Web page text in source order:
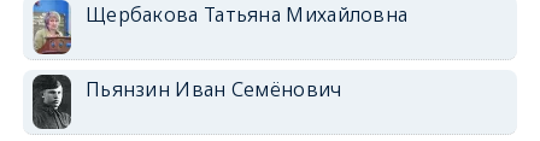
Щербакова Татьяна Михайловна
Пьянзин Иван Семёнович